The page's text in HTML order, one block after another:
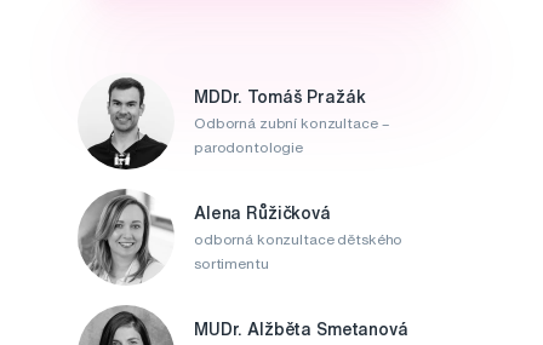
MDDr. Tomáš Pražák
Odborná zubní konzultace –
parodontologie
Alena Růžičková
odborná konzultace dětského
sortimentu
MUDr. Alžběta Smetanová